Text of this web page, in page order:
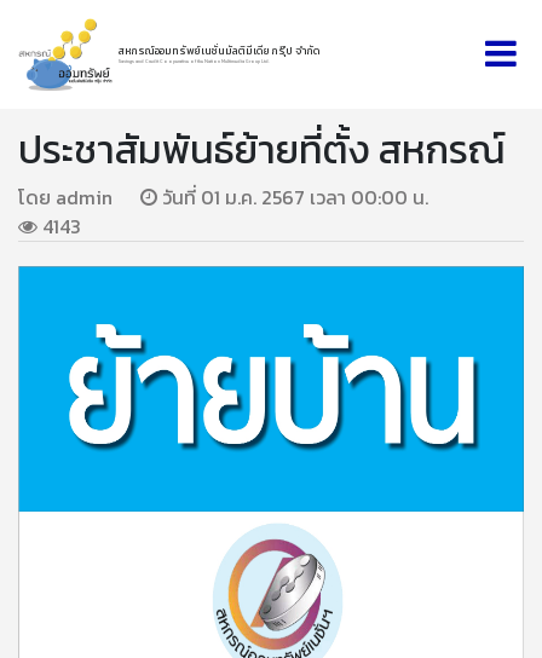
สหกรณ์ออมทรัพย์เนชั่นมัลติมีเดีย กรุ๊ป จำกัด
Savings and Credit Cooperative of the Nation Multimedia Group Ltd.
ประชาสัมพันธ์ย้ายที่ตั้ง สหกรณ์
โดย admin
วันที่ 01 ม.ค. 2567 เวลา 00:00 น.
4143